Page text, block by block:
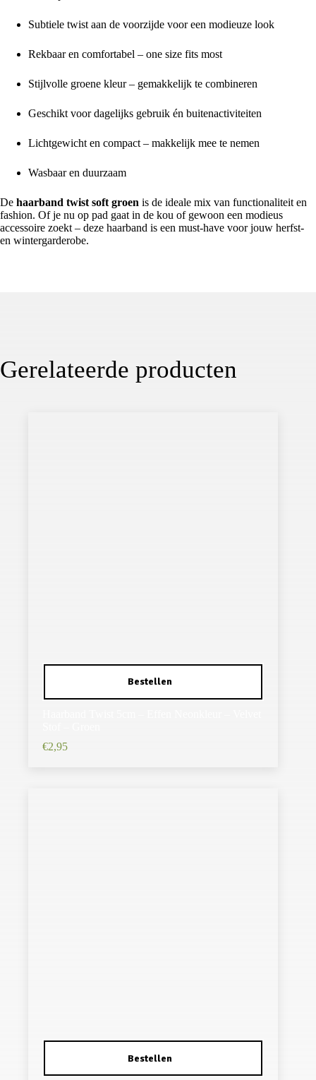
Subtiele twist aan de voorzijde voor een modieuze look
Rekbaar en comfortabel – one size fits most
Stijlvolle groene kleur – gemakkelijk te combineren
Geschikt voor dagelijks gebruik én buitenactiviteiten
Lichtgewicht en compact – makkelijk mee te nemen
Wasbaar en duurzaam
De haarband twist soft groen is de ideale mix van functionaliteit en
fashion. Of je nu op pad gaat in de kou of gewoon een modieus
accessoire zoekt – deze haarband is een must-have voor jouw herfst-
en wintergarderobe.
Gerelateerde producten
€2,95